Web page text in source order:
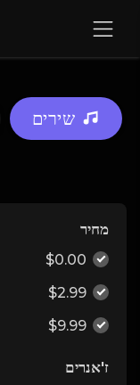
שירים
מחיר
$0.00
$2.99
$9.99
ז'אנרים